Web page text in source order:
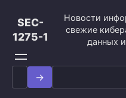
контенту
SEC-
1275-1
Новости
свежие
данных
Search
for: